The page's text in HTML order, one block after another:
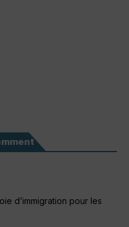
d’immigration pour les